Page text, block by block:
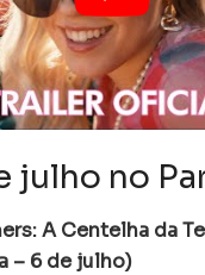
julho no
A Centelha da
– 6 de julho)